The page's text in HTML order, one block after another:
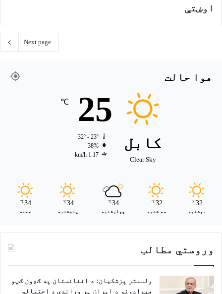
اوښتې
Next page
هوا حالت
کابل
Clear Sky
25
℃
38%
1.17 km/h
32
℃
دوشنبه
32
℃
سه شنبه
34
℃
چهارشنبه
34
℃
پنجشنبه
34
℃
جمعه
وروستي مطالب
ولسمشر پزشکیان: د افغانستان په ګډون ګڼو
هېوادونو د ایران پر وړاندې د احتمالي